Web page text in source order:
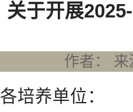
关于开展
作者：
各培养单位：